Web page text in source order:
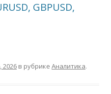
GBPUSD,
2026 в рубрике Аналитика.